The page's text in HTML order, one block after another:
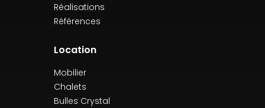
Réalisations
Références
Location
Mobilier
Chalets
Bulles Crystal